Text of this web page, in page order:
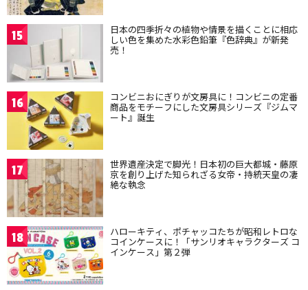
15 日本の四季折々の植物や情景を描くことに相応
しい色を集めた水彩色鉛筆『色辞典』が新発
売！
16 コンビニおにぎりが文房具に！コンビニの定番
商品をモチーフにした文房具シリーズ『ジムマ
ート』誕生
17 世界遺産決定で脚光！日本初の巨大都城・藤原
京を創り上げた知られざる女帝・持統天皇の凄
絶な執念
18 ハローキティ、ポチャッコたちが昭和レトロな
コインケースに！「サンリオキャラクターズ コ
インケース」第２弾